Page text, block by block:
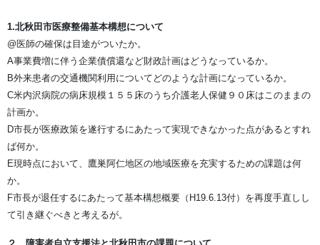
1.北秋田市医療整備基本構想について
@医師の確保は目途がついたか。
A事業費増に伴う企業債償還など財政計画はどうなっているか。
B外来患者の交通機関利用についてどのような計画になっているか。
C米内沢病院の病床規模１５５床のうち介護老人保健９０床はこのままの
計画か。
D市長が医療政策を遂行するにあたって実現できなかった点があるとすれ
ば何か。
E現時点において、鷹巣阿仁地区の地域医療を充実するための課題は何
か。
F市長が退任するにあたって基本構想概要（H19.6.13付）を再度手直しし
て引き継ぐべきと考えるが。